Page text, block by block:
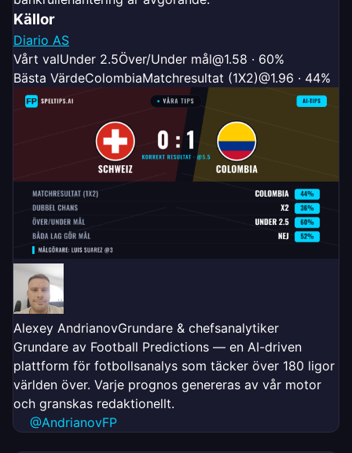
Källor
Diario AS
Vårt valUnder 2.5Över/Under mål@1.58 · 60%
Bästa VärdeColombiaMatchresultat (1X2)@1.96 · 44%
Alexey AndrianovGrundare & chefsanalytiker
Grundare av Football Predictions — en AI-driven
plattform för fotbollsanalys som täcker över 180 ligor
världen över. Varje prognos genereras av vår motor
och granskas redaktionellt.
@AndrianovFP